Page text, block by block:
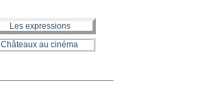
Les expressions
Châteaux au cinéma